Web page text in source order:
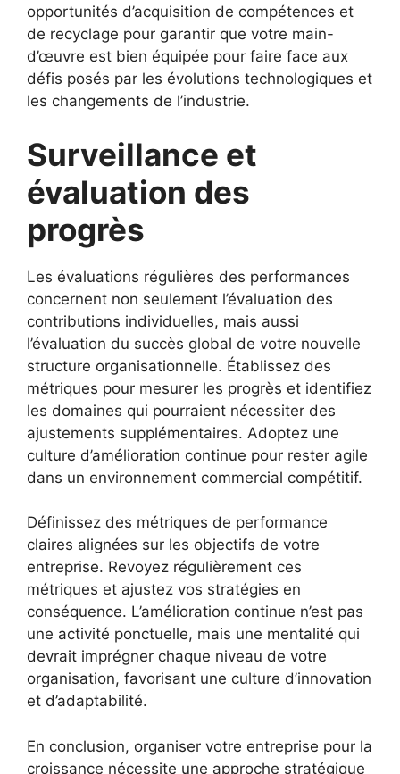
opportunités d’acquisition de compétences et
de recyclage pour garantir que votre main-
d’œuvre est bien équipée pour faire face aux
défis posés par les évolutions technologiques et
les changements de l’industrie.
Surveillance et
évaluation des
progrès
Les évaluations régulières des performances
concernent non seulement l’évaluation des
contributions individuelles, mais aussi
l’évaluation du succès global de votre nouvelle
structure organisationnelle. Établissez des
métriques pour mesurer les progrès et identifiez
les domaines qui pourraient nécessiter des
ajustements supplémentaires. Adoptez une
culture d’amélioration continue pour rester agile
dans un environnement commercial compétitif.
Définissez des métriques de performance
claires alignées sur les objectifs de votre
entreprise. Revoyez régulièrement ces
métriques et ajustez vos stratégies en
conséquence. L’amélioration continue n’est pas
une activité ponctuelle, mais une mentalité qui
devrait imprégner chaque niveau de votre
organisation, favorisant une culture d’innovation
et d’adaptabilité.
En conclusion, organiser votre entreprise pour la
croissance nécessite une approche stratégique